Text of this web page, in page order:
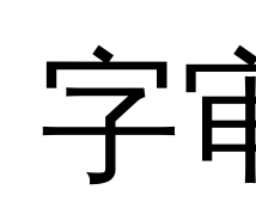
字